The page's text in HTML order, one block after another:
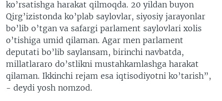
ko’rsatishga harakat qilmoqda. 20 yildan buyon
Qirg’izistonda ko’plab saylovlar, siyosiy jarayonlar
bo’lib o’tgan va safargi parlament saylovlari xolis
o’tishiga umid qilaman. Agar men parlament
deputati bo’lib saylansam, birinchi navbatda,
millatlararo do’stlikni mustahkamlashga harakat
qilaman. Ikkinchi rejam esa iqtisodiyotni ko’tarish”,
- deydi yosh nomzod.